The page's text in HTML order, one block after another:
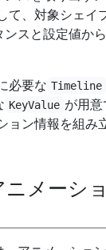
て、対象シェイ
ンスと設定値から
必要な Timeline
KeyValue が用
ン情報を組み
メーシ